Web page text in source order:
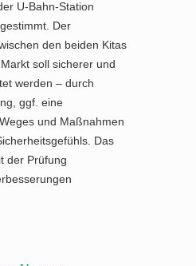
U-Bahn-Station
Der
den beiden Kitas
soll sicherer und
werden – durch
ggf. eine
und Maßnahmen
Das
der Prüfung